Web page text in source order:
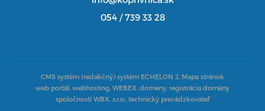
054 / 739 33 28
CMS systém (redakčný) systém ECHELON 2, Mapa stránok
web portál, webhosting, WEBEX, domény, registrácia domény
spoločnosti WBX, s.r.o., technický prevádzkovateľ